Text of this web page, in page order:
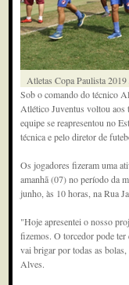
Atletas Copa Paulista
Sob o comando do técnico
Atlético Juventus voltou aos
equipe se reapresentou no
técnica e pelo diretor de
Os jogadores fizeram uma
amanhã (07) no período da
junho, às 10 horas, na Rua
"Hoje apresentei o nosso
fizemos. O torcedor pode
vai brigar por todas as
Alves.